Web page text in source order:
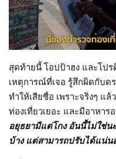
สุดท้ายนี้ โอปป้าฮง และโปร
เหตุการณ์ที่เจอ รู้สึกผิดกับด
ทำให้เสียชื่อ เพราะจริงๆ แ
ท่องเที่ยวเยอะ และมีอาหาร
อยุธยามีแต่โกง อันนี้ไม่ใช่
บ้าง แต่สามารถปรับได้แน่น